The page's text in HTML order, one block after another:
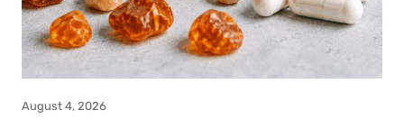
August 4, 2026